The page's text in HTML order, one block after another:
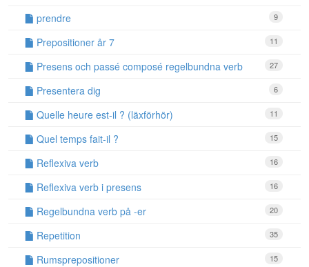
9
prendre
11
Prepositioner år 7
27
Presens och passé composé regelbundna verb
6
Presentera dig
11
Quelle heure est-il ? (läxförhör)
15
Quel temps fait-il ?
16
Reflexiva verb
16
Reflexiva verb i presens
20
Regelbundna verb på -er
35
Repetition
15
Rumsprepositioner